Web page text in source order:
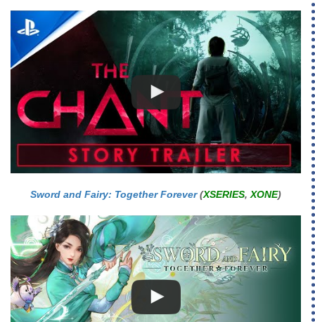
Sword and Fairy: Together Forever(XSERIES, XONE)